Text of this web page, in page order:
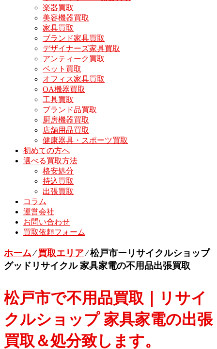
楽器買取
美容機器買取
家具買取
ブランド家具買取
デザイナーズ家具買取
アンティーク買取
ベット買取
オフィス家具買取
OA機器買取
工具買取
ブランド品買取
厨房機器買取
店舗用品買取
健康器具・スポーツ買取
初めての方へ
選べる買取方法
格安処分
持込買取
出張買取
コラム
運営会社
お問い合わせ
買取依頼フォーム
ホーム⁄買取エリア⁄松戸市ーリサイクルショップ
グッドリサイクル 家具家電の不用品出張買取
松戸市で不用品買取｜リサイ
クルショップ 家具家電の出張
買取＆処分致します。